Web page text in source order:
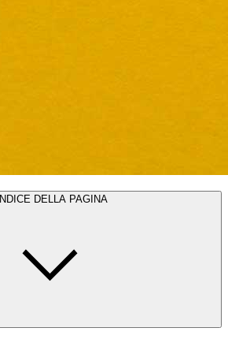
INDICE DELLA PAGINA